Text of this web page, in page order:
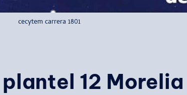
cecytem carrera 1801
12 Morelia